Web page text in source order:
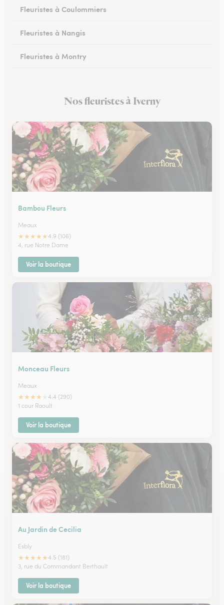
Fleuristes à Coulommiers
Fleuristes à Nangis
Fleuristes à Montry
Fleuristes à EsblyNos fleuristes à Iverny
Bambou Fleurs
Meaux
★★★★★4.9 (106)
4, rue Notre Dame
Voir la boutique
Monceau Fleurs
Meaux
★★★★
4.4 (290)
1 cour Raoult
Voir la boutique
Au Jardin de Cecilia
Esbly
★★★★★4.5 (181)
3, rue du Commandant Berthault
Voir la boutique